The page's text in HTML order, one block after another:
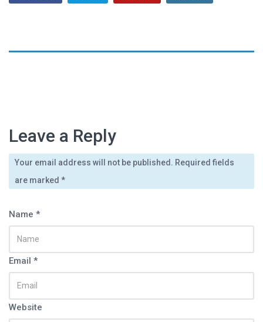
noviembre 26, 2012 Byadmin
Bazofia (Sunchales) graba su cd…
Zeta rock, re-mezcló un tema…
Leave a Reply
Your email address will not be published. Required fields
are marked *
Name *
Email *
Website